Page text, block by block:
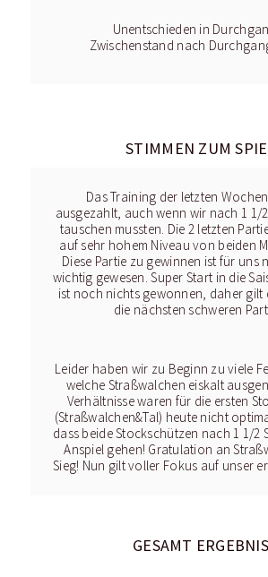
Unentschieden in
Zwischenstand nach
STIMMEN ZUM
Das Training der letzten
ausgezahlt, auch wenn wir nach 1 1/
tauschen mussten. Die 2 letzten
auf sehr hohem Niveau von beiden
Diese Partie zu gewinnen ist für uns
wichtig gewesen. Super Start in die
ist noch nichts gewonnen, daher gilt
die nächsten schweren
Leider haben wir zu Beginn zu viele
welche Straßwalchen eiskalt
Verhältnisse waren für die ersten
(Straßwalchen&Tal) heute nicht
dass beide Stockschützen nach 1 1/2
Anspiel gehen! Gratulation an
Sieg! Nun gilt voller Fokus auf unser
GESAMT ERGEBNIS